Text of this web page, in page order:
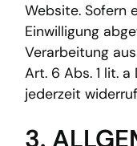
Website. Sofern
Einwilligung
Verarbeitung
Art. 6 Abs. 1 lit.
jederzeit
3.